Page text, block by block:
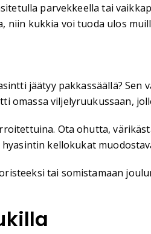
parvekkeella tai
niin kukkia voi tuoda ulos
jäätyy pakkassäällä?
omassa viljelyruukussaan,
Ota ohutta,
kellokukat
tai somistamaan